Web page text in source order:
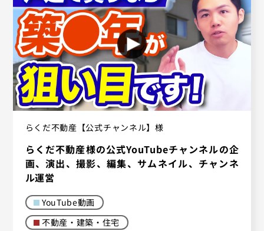
らくだ不動産【公式チャンネル】様
らくだ不動産様の公式YouTubeチャンネルの企
画、演出、撮影、編集、サムネイル、チャンネ
ル運営
YouTube動画
不動産・建築・住宅